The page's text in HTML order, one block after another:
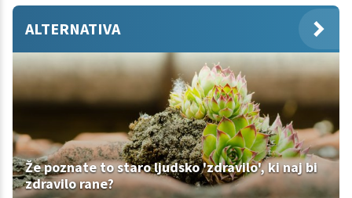
ALTERNATIVA
Že poznate to staro ljudsko 'zdravilo', ki naj bi
zdravilo rane?